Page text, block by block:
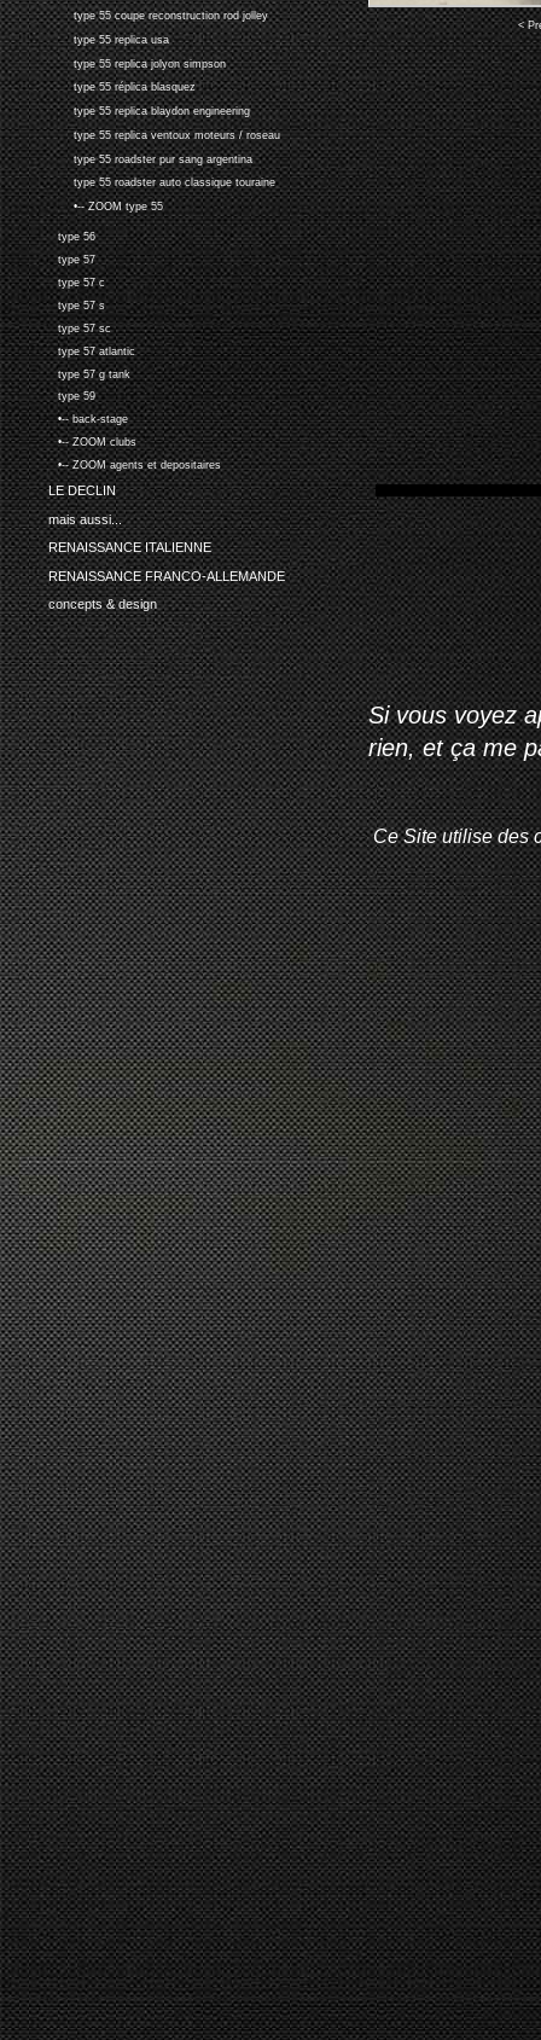
type 55 coupe reconstruction rod jolley
type 55 replica usa
type 55 replica jolyon simpson
type 55 réplica blasquez
type 55 replica blaydon engineering
type 55 replica ventoux moteurs / roseau
type 55 roadster pur sang argentina
type 55 roadster auto classique touraine
•-- ZOOM type 55
type 56
type 57
type 57 c
type 57 s
type 57 sc
type 57 atlantic
type 57 g tank
type 59
•-- back-stage
•-- ZOOM clubs
•-- ZOOM agents et depositaires
LE DECLIN
mais aussi...
RENAISSANCE ITALIENNE
RENAISSANCE FRANCO-ALLEMANDE
concepts & design
<
Si vous voyez
rien, et ça me
Ce Site utilise des